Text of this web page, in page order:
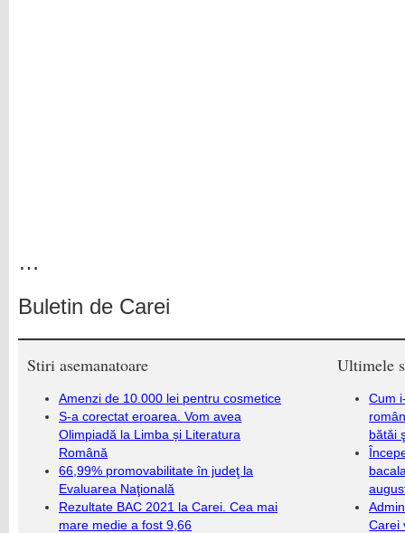
…
Buletin de Carei
Stiri asemanatoare
Amenzi de 10.000 lei pentru cosmetice
S-a corectat eroarea. Vom avea
Olimpiadă la Limba și Literatura
Română
66,99% promovabilitate în judeţ la
Evaluarea Naţională
Rezultate BAC 2021 la Carei. Cea mai
mare medie a fost 9,66
Ultimele
Cum
bătăi
Carei